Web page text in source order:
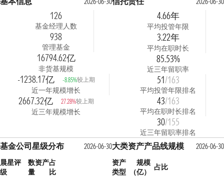
126
基金经理人数
938
管理基金
16794.62亿
非货基规模
-1238.17亿 -8.85%较上期
近一年规模增长
2667.32亿 27.28%较上期
近三年规模增长
4.66年
平均投管年限
3.22年
平均在职时长
85.53%
近三年留职率
51/163
平均投管年限排名
43/163
平均在职时长排名
30/155
近三年留职率排名
基金公司星级分布
2026-06-30
晨星评
级
数
量
资产占
比
大类资产产品线规模
2026-06-30
资产
类型
规模
（亿）
占比